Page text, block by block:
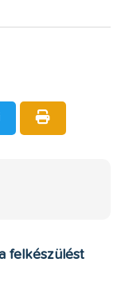
felkészülést